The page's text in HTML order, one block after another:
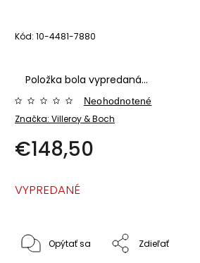
Kód: 10-4481-7880
Položka bola vypredaná…
Značka: Villeroy & Boch
Neohodnotené
€148,50
VYPREDANÉ
Opýtať sa Zdieľať